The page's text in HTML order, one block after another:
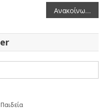
Ανακοίνωση της Διεύθυνσης Κτηνιατρικής της ΠΔΜ για τα εξωτικά νοσήματα
Παιδεία